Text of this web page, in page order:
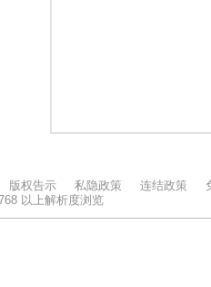
版权告示 私隐政策 连结政策
以上解析度浏览